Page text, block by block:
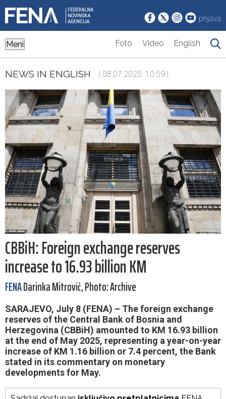
prijava
Meni Foto Video English
NEWS IN ENGLISH | 08.07.2025. 10:59 |
CBBiH: Foreign exchange reserves
increase to 16.93 billion KM
FENADarinka Mitrović, Photo: Archive
SARAJEVO, July 8 (FENA) – The foreign exchange
reserves of the Central Bank of Bosnia and
Herzegovina (CBBiH) amounted to KM 16.93 billion
at the end of May 2025, representing a year-on-year
increase of KM 1.16 billion or 7.4 percent, the Bank
stated in its commentary on monetary
developments for May.